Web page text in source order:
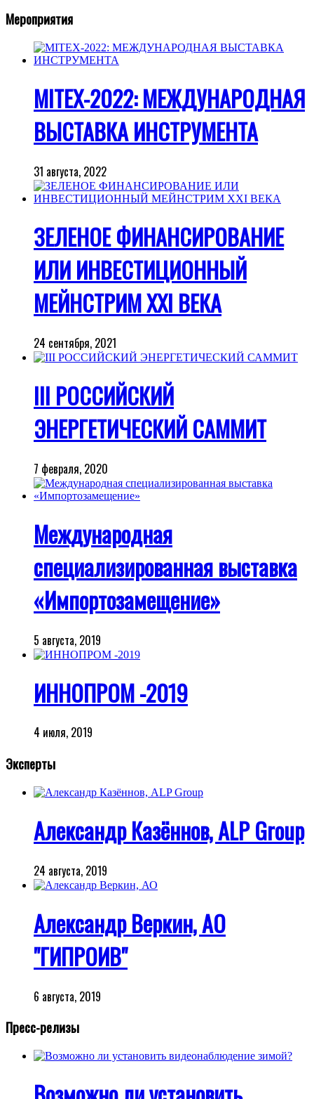
Мероприятия
MITEX-2022: МЕЖДУНАРОДНАЯ
ВЫСТАВКА ИНСТРУМЕНТА
31 августа, 2022
ЗЕЛЕНОЕ ФИНАНСИРОВАНИЕ
ИЛИ ИНВЕСТИЦИОННЫЙ
МЕЙНСТРИМ XXI ВЕКА
24 сентября, 2021
III РОССИЙСКИЙ
ЭНЕРГЕТИЧЕСКИЙ САММИТ
7 февраля, 2020
Международная
специализированная выставка
«Импортозамещение»
5 августа, 2019
ИННОПРОМ -2019
4 июля, 2019
Эксперты
Александр Казённов, ALP Group
24 августа, 2019
Александр Веркин, АО
"ГИПРОИВ"
6 августа, 2019
Пресс-релизы